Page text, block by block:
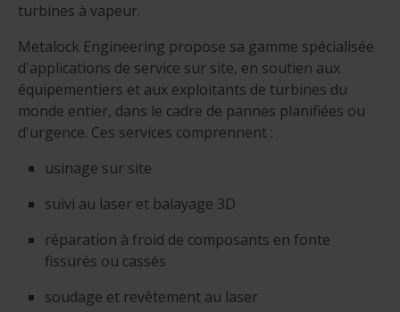
turbines à vapeur.
Metalock Engineering propose sa gamme spécialisée
d'applications de service sur site, en soutien aux
équipementiers et aux exploitants de turbines du
monde entier, dans le cadre de pannes planifiées ou
d'urgence. Ces services comprennent :
usinage sur site
suivi au laser et balayage 3D
réparation à froid de composants en fonte
fissurés ou cassés
soudage et revêtement au laser